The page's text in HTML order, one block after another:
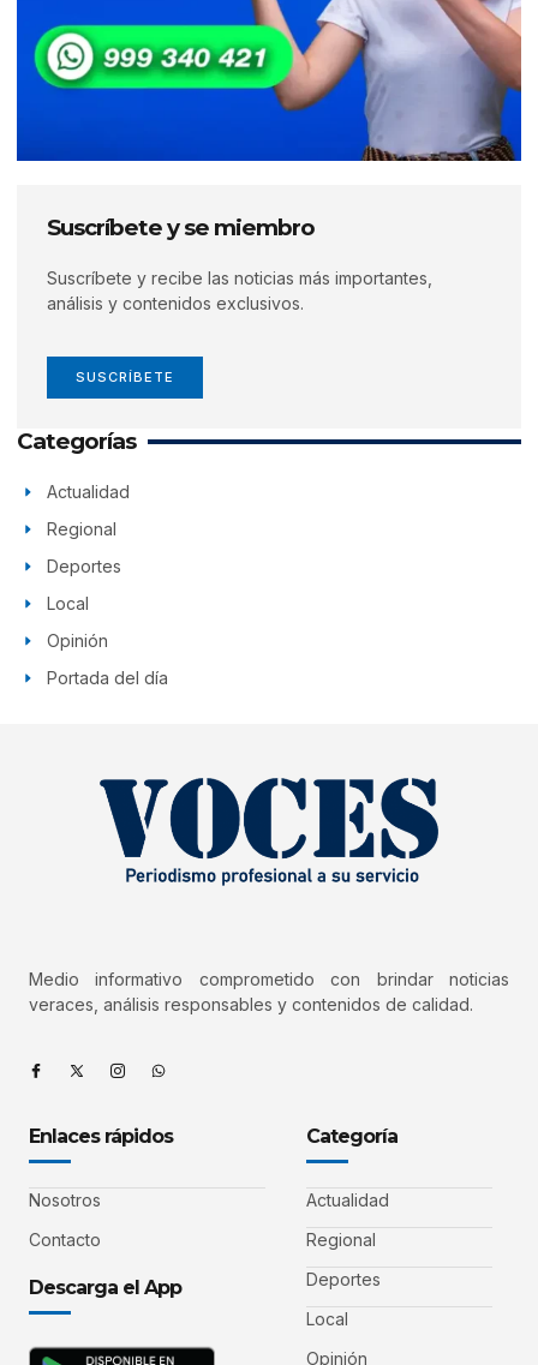
Suscríbete y se miembro
Suscríbete y recibe las noticias más importantes,
análisis y contenidos exclusivos.
SUSCRÍBETE
Categorías
Actualidad
Regional
Deportes
Local
Opinión
Portada del día
Medio informativo comprometido con brindar noticias
veraces, análisis responsables y contenidos de calidad.
Enlaces rápidos
Nosotros
Contacto
Descarga el App
Categoría
Actualidad
Regional
Deportes
Local
Opinión